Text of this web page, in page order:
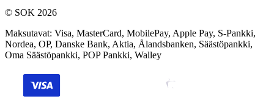
© SOK 2026
Maksutavat: Visa, MasterCard, MobilePay, Apple Pay, S-Pankki,
Nordea, OP, Danske Bank, Aktia, Ålandsbanken, Säästöpankki,
Oma Säästöpankki, POP Pankki, Walley